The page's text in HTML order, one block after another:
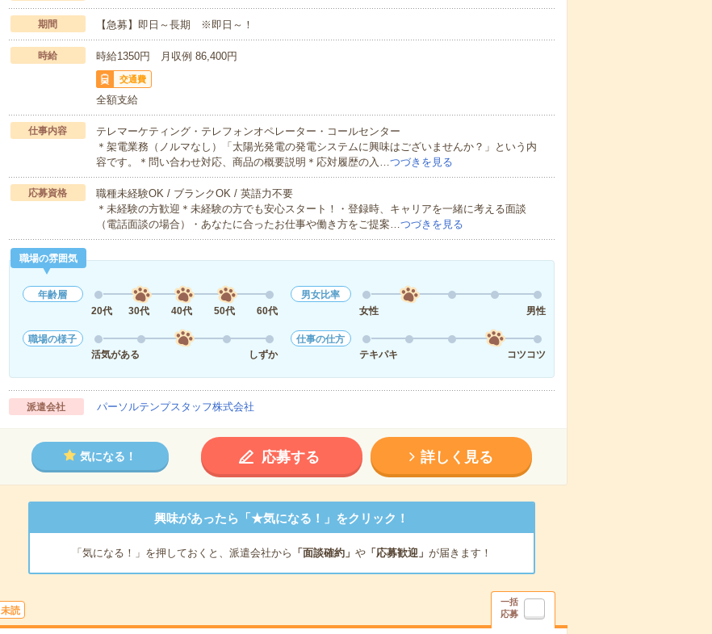
期間 【急募】即日～長期 ※即日～！
時給 時給1350円 月収例 86,400円
交通費
全額支給
仕事内容
テレマーケティング・テレフォンオペレーター・コールセンター
＊架電業務（ノルマなし）「太陽光発電の発電システムに興味はございませんか？」という内
容です。＊問い合わせ対応、商品の概要説明＊応対履歴の入…つづきを見る
応募資格
職種未経験OK / ブランクOK / 英語力不要
＊未経験の方歓迎＊未経験の方でも安心スタート！・登録時、キャリアを一緒に考える面談
（電話面談の場合）・あなたに合ったお仕事や働き方をご提案…つづきを見る
職場の雰囲気
年齢層
20代
30代 40代 50代 60代
男女比率
女性
男性
職場の様子
活気がある
しずか
仕事の仕方
テキパキ
コツコツ
派遣会社 パーソルテンプスタッフ株式会社
気になる！ 応募する 詳しく見る
興味があったら「★気になる！」をクリック！
「気になる！」を押しておくと、派遣会社から 「面談確約」 や「応募歓迎」 が届きます！
未読
一括
応募